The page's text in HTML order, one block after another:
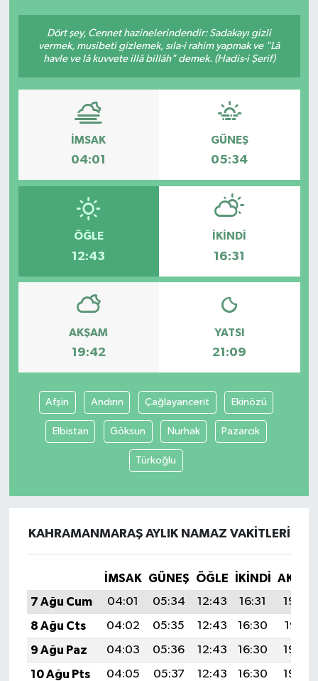
Dört şey, Cennet hazinelerindendir: Sadakayı gizli
vermek, musibeti gizlemek, sıla-i rahim yapmak ve "Lâ
havle ve lâ kuvvete illâ billâh" demek. (Hadis-i Şerif)
İMSAK
04:01
GÜNEŞ
05:34
ÖĞLE
12:43
İKINDI
16:31
AKŞAM
19:42
YATSI
21:09
Afşin Andırın Çağlayancerit Ekinözü
Elbistan Göksun Nurhak Pazarcık
Türkoğlu
KAHRAMANMARAŞ AYLIK NAMAZ VAKITLERI
İMSAK GÜNEŞ ÖĞLE İKINDI
7 Ağu Cum
04:01 05:34 12:43 16:31
19:42
8 Ağu Cts
04:02 05:35 12:43 16:30
19:41
9 Ağu Paz
04:03 05:36 12:43 16:30
19:40
10 Ağu Pts
04:05 05:37 12:43 16:30
19:39
Sağlık
Yaşam